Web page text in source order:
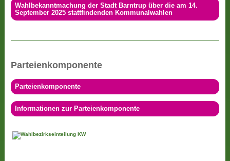
Wahlbekanntmachung der Stadt Barntrup über die am 14.
September 2025 stattfindenden Kommunalwahlen
Parteienkomponente
Parteienkomponente
Informationen zur Parteienkomponente